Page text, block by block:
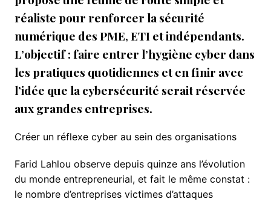
réaliste pour renforcer la sécurité
numérique des PME, ETI et indépendants.
L’objectif : faire entrer l’hygiène cyber dans
les pratiques quotidiennes et en finir avec
l’idée que la cybersécurité serait réservée
aux grandes entreprises.
Créer un réflexe cyber au sein des organisations
Farid Lahlou observe depuis quinze ans l’évolution
du monde entrepreneurial, et fait le même constat :
le nombre d’entreprises victimes d’attaques